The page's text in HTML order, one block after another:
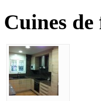
Cuines